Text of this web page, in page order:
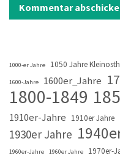
1000-er Jahre 1050 Jahre
1600-Jahre 1600er_Jahre
1800-1849
1910er-Jahre 1910er Jahre
1930er Jahre
1960er-Jahre 1960er Jahre 1970er-